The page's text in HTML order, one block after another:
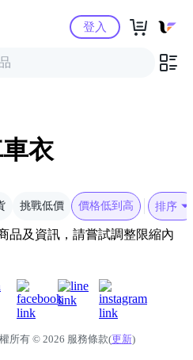
Yahoo購物中心
登入
衣
挑戰低價 價格低到高 排序
品及資訊，請嘗試調整限縮內
所有 © 2026 服務條款(更新)